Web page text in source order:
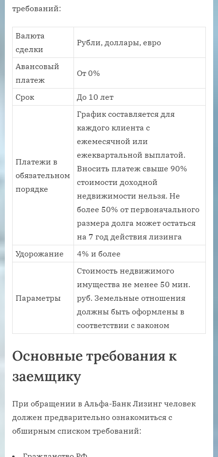
требований:
Валюта
сделки
Рубли, доллары, евро
Авансовый
платеж
От 0%
Срок До 10 лет
Платежи в
обязательном
порядке
График составляется для
каждого клиента с
ежемесячной или
ежеквартальной выплатой.
Вносить платеж свыше 90%
стоимости доходной
недвижимости нельзя. Не
более 50% от первоначального
размера долга может остаться
на 7 год действия лизинга
Удорожание
4% и более
Параметры
Стоимость недвижимого
имущества не менее 50 мин.
руб. Земельные отношения
должны быть оформлены в
соответствии с законом
Основные требования к
заемщику
При обращении в Альфа-Банк Лизинг человек
должен предварительно ознакомиться с
обширным списком требований: